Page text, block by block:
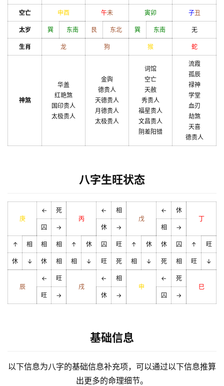
空亡 申酉 午未 寅卯 子丑
太岁 巽 东南 艮 东北 巽 东南 无
生肖 龙 狗 猴 蛇
神煞
华盖
红艳煞
国印贵人
太极贵人
金舆
德贵人
天德贵人
月德贵人
太极贵人
词馆
空亡
天赦
秀贵人
福星贵人
文昌贵人
阴差阳错
流霞
孤辰
禄神
学堂
血刃
劫煞
天喜
德贵人
八字生旺状态
庚
←
死
丙
←
相
戊
←
休
丁
囚
→ 休 → 相 →
↑ 相 相 相 ↑ 休 囚 旺 ↑ 休 休 囚 ↑ 旺
休 ↓ 休 相 相 ↓ 旺 死 相 ↓ 死 相 旺 ↓
辰
←
旺
戌
←
相
申
←
死
巳
旺
→ 休 → 囚 →
基础信息
以下信息为八字的基础信息补充项，可以通过以下信息推算
出更多的命理细节。